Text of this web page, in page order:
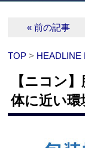
« 前の記事
TOP > HEADLINE
【ニコン
体に近い環